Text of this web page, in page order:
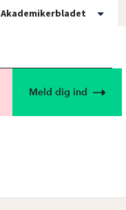
Akademikerbladet
Meld dig ind